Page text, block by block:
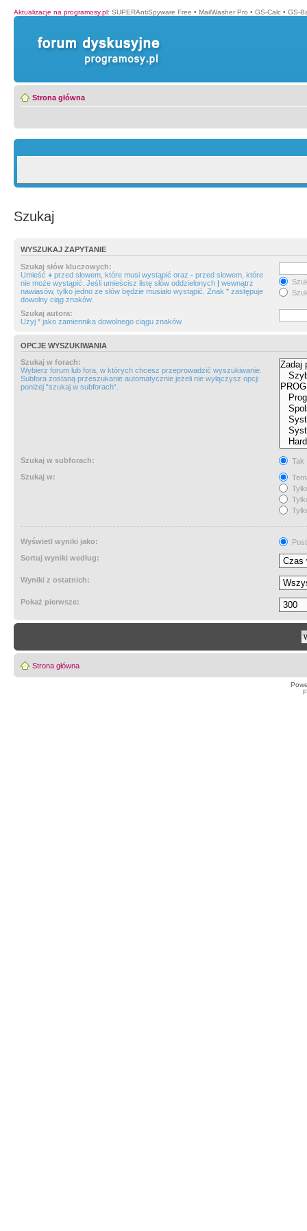
Aktualizacje na programosy.pl: SUPERAntiSpyware Free • MailWasher Pro • GS-Calc • GS-
Strona główna
Szukaj
WYSZUKAJ ZAPYTANIE
Szukaj słów kluczowych:
Umieść + przed słowem, które musi wystąpić oraz - przed słowem, które
nie może wystąpić. Jeśli umieścisz listę słów oddzielonych | wewnątrz
nawiasów, tylko jedno ze słów będzie musiało wystąpić. Znak * zastępuje
dowolny ciąg znaków.
Szukaj autora:
Użyj * jako zamiennika dowolnego ciągu znaków.
OPCJE WYSZUKIWANIA
Szukaj w forach:
Wybierz forum lub fora, w których chcesz przeprowadzić wyszukiwanie.
Subfora zostaną przeszukanie automatycznie jeżeli nie wyłączysz opcji
poniżej “szukaj w subforach“.
Szukaj w subforach:
Tak
Szukaj w:
Wyświetl wyniki jako:
Sortuj wyniki według:
Wyniki z ostatnich:
Pokaż pierwsze:
Strona główna